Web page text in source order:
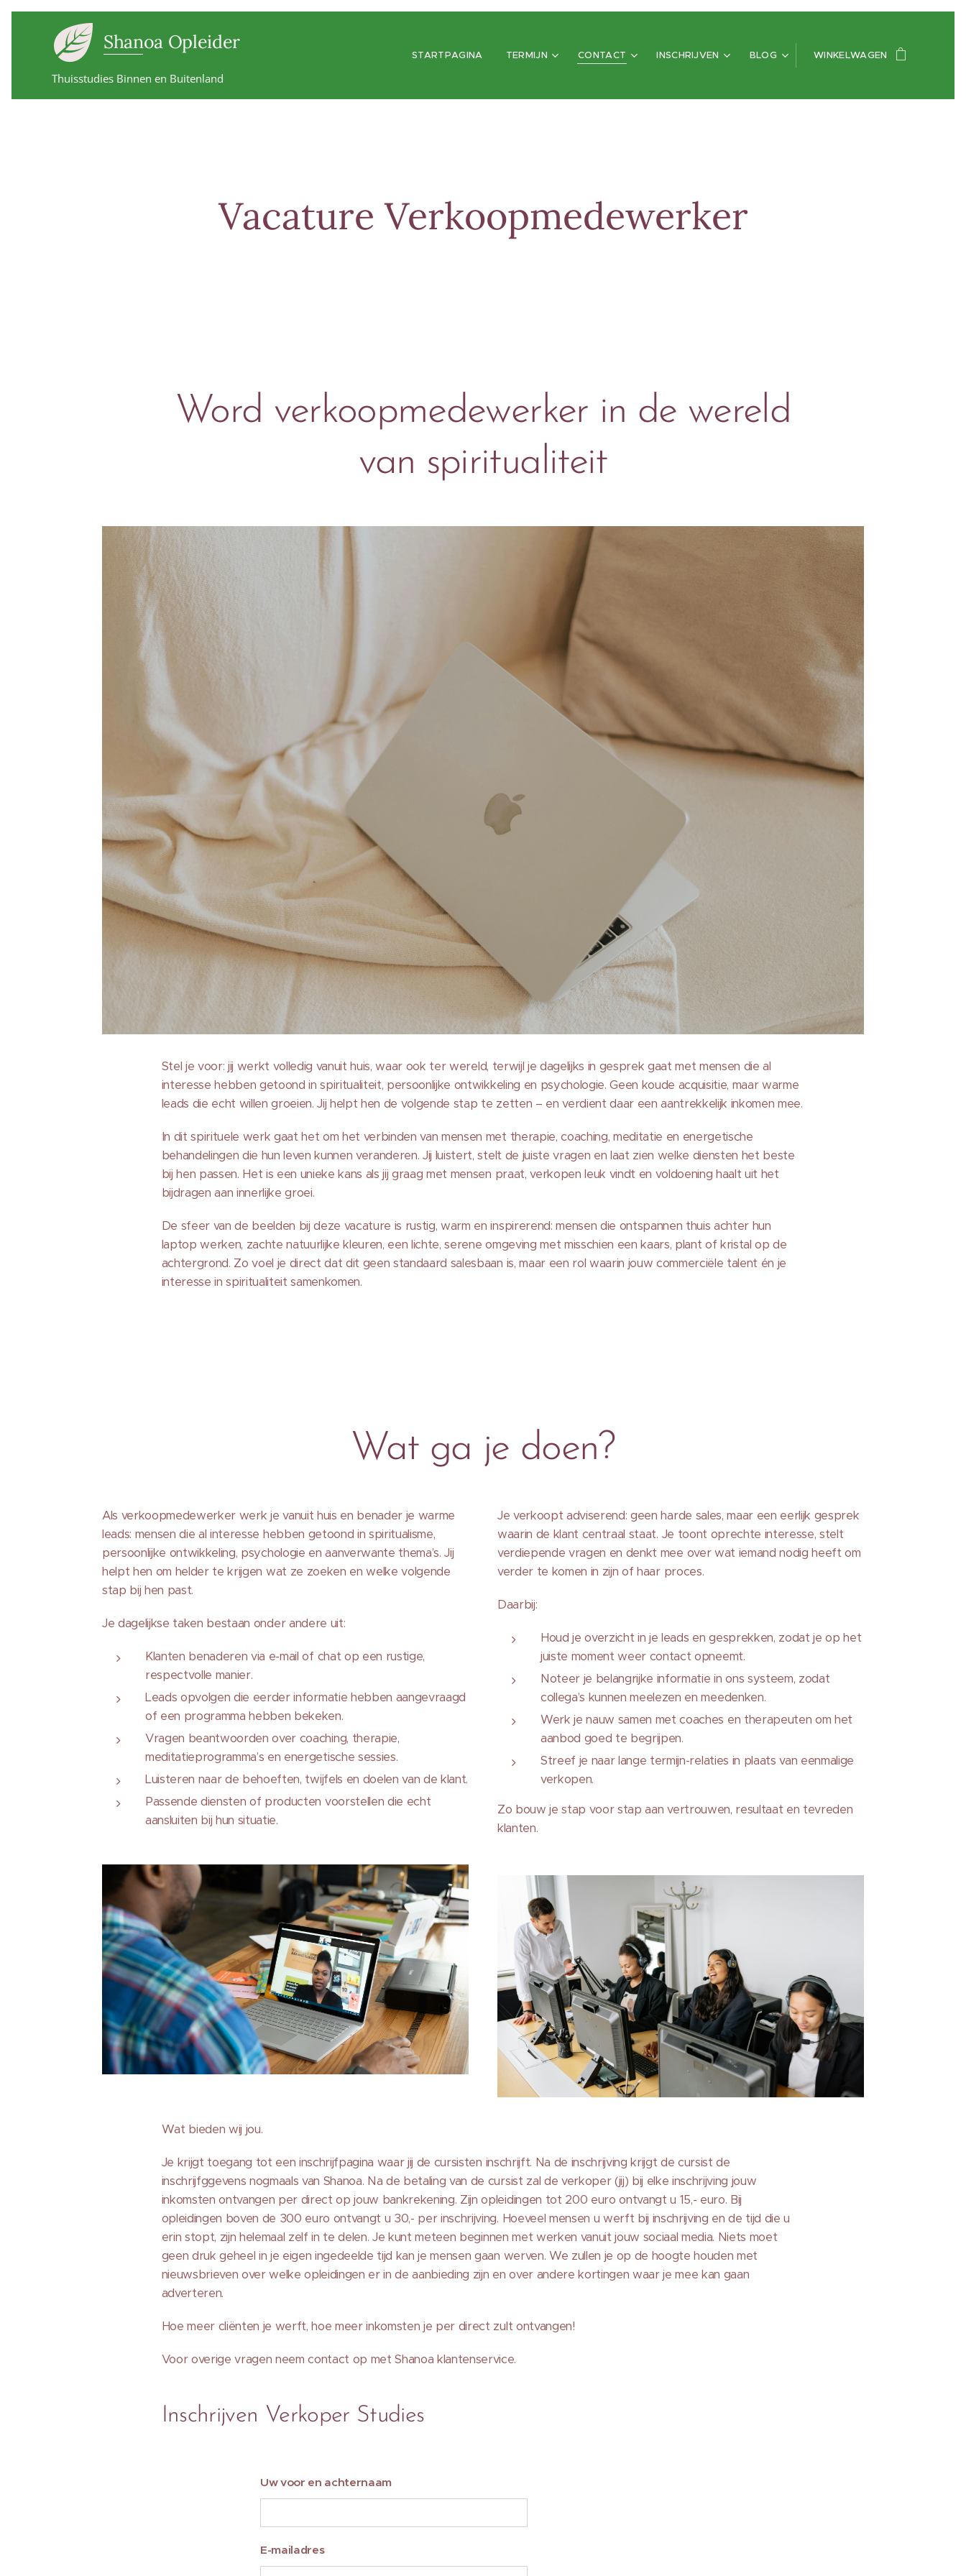
Shanoa Opleider
Thuisstudies Binnen en Buitenland
STARTPAGINA TERMIJN CONTACT INSCHRIJVEN BLOG WINKELWAGEN
Vacature Verkoopmedewerker
Word verkoopmedewerker in de wereld
van spiritualiteit
Stel je voor: jij werkt volledig vanuit huis, waar ook ter wereld, terwijl je dagelijks in gesprek gaat met mensen die al
interesse hebben getoond in spiritualiteit, persoonlijke ontwikkeling en psychologie. Geen koude acquisitie, maar warme
leads die echt willen groeien. Jij helpt hen de volgende stap te zetten – en verdient daar een aantrekkelijk inkomen mee.
In dit spirituele werk gaat het om het verbinden van mensen met therapie, coaching, meditatie en energetische
behandelingen die hun leven kunnen veranderen. Jij luistert, stelt de juiste vragen en laat zien welke diensten het beste
bij hen passen. Het is een unieke kans als jij graag met mensen praat, verkopen leuk vindt en voldoening haalt uit het
bijdragen aan innerlijke groei.
De sfeer van de beelden bij deze vacature is rustig, warm en inspirerend: mensen die ontspannen thuis achter hun
laptop werken, zachte natuurlijke kleuren, een lichte, serene omgeving met misschien een kaars, plant of kristal op de
achtergrond. Zo voel je direct dat dit geen standaard salesbaan is, maar een rol waarin jouw commerciële talent én je
interesse in spiritualiteit samenkomen.
Wat ga je doen?
Als verkoopmedewerker werk je vanuit huis en benader je warme
leads: mensen die al interesse hebben getoond in spiritualisme,
persoonlijke ontwikkeling, psychologie en aanverwante thema’s. Jij
helpt hen om helder te krijgen wat ze zoeken en welke volgende
stap bij hen past.
Je dagelijkse taken bestaan onder andere uit:
Klanten benaderen via e-mail of chat op een rustige,
respectvolle manier.
Leads opvolgen die eerder informatie hebben aangevraagd
of een programma hebben bekeken.
Vragen beantwoorden over coaching, therapie,
meditatieprogramma’s en energetische sessies.
Luisteren naar de behoeften, twijfels en doelen van de klant.
Passende diensten of producten voorstellen die echt
aansluiten bij hun situatie.
Je verkoopt adviserend: geen harde sales, maar een eerlijk gesprek
waarin de klant centraal staat. Je toont oprechte interesse, stelt
verdiepende vragen en denkt mee over wat iemand nodig heeft om
verder te komen in zijn of haar proces.
Daarbij:
Houd je overzicht in je leads en gesprekken, zodat je op het
juiste moment weer contact opneemt.
Noteer je belangrijke informatie in ons systeem, zodat
collega’s kunnen meelezen en meedenken.
Werk je nauw samen met coaches en therapeuten om het
aanbod goed te begrijpen.
Streef je naar lange termijn-relaties in plaats van eenmalige
verkopen.
Zo bouw je stap voor stap aan vertrouwen, resultaat en tevreden
klanten.
Wat bieden wij jou.
Je krijgt toegang tot een inschrijfpagina waar jij de cursisten inschrijft. Na de inschrijving krijgt de cursist de
inschrijfggevens nogmaals van Shanoa. Na de betaling van de cursist zal de verkoper (jij) bij elke inschrijving jouw
inkomsten ontvangen per direct op jouw bankrekening. Zijn opleidingen tot 200 euro ontvangt u 15,- euro. Bij
opleidingen boven de 300 euro ontvangt u 30,- per inschrijving. Hoeveel mensen u werft bij inschrijving en de tijd die u
erin stopt, zijn helemaal zelf in te delen. Je kunt meteen beginnen met werken vanuit jouw sociaal media. Niets moet
geen druk geheel in je eigen ingedeelde tijd kan je mensen gaan werven. We zullen je op de hoogte houden met
nieuwsbrieven over welke opleidingen er in de aanbieding zijn en over andere kortingen waar je mee kan gaan
adverteren.
Hoe meer cliënten je werft, hoe meer inkomsten je per direct zult ontvangen!
Voor overige vragen neem contact op met Shanoa klantenservice.
Inschrijven Verkoper Studies
Uw voor en achternaam
E-mailadres